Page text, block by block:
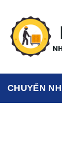
content
CHUYỂN